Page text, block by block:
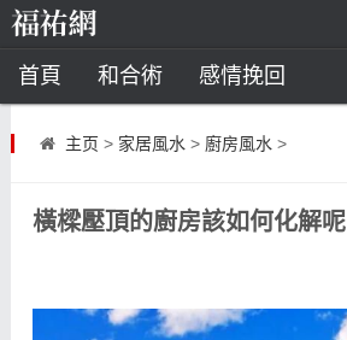
首頁 和合術 感情挽回
道教法事
星座
主页 > 家居風水 > 廚房風水 >
橫樑壓頂的廚房該如何化解呢